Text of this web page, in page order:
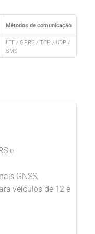
Métodos de comunicação
LTE / GPRS / TCP / UDP /
SMS
e
GNSS.
veículos de 12 e